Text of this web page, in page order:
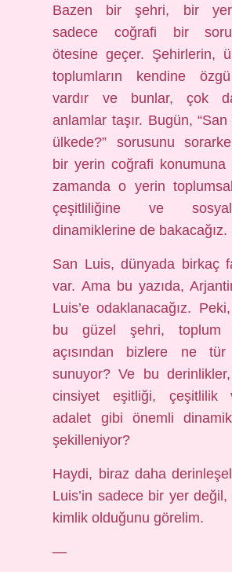
Bazen bir şehri, bir
sadece coğrafi bir soru
ötesine geçer. Şehirlerin,
toplumların kendine
vardır ve bunlar, çok
anlamlar taşır. Bugün,
ülkede?” sorusunu
bir yerin coğrafi konumuna
zamanda o yerin toplumsal
çeşitliliğine ve
dinamiklerine de bakacağız.
San Luis, dünyada birkaç
var. Ama bu yazıda,
Luis’e odaklanacağız.
bu güzel şehri, toplum
açısından bizlere ne tür
sunuyor? Ve bu
cinsiyet eşitliği, çeşitlilik
adalet gibi önemli
şekilleniyor?
Haydi, biraz daha
Luis’in sadece bir yer değil,
kimlik olduğunu görelim.
—